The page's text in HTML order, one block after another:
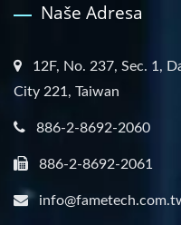
Naše Adresa
12F, No. 237, Sec. 1,
City 221, Taiwan
886-2-8692-2060
886-2-8692-2061